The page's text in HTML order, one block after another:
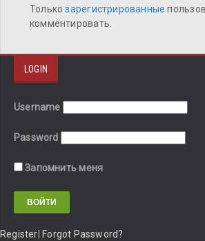
Толькозарегистрированные
комментировать.
LOGIN
Username
Password
Запомнить меня
Register Forgot Password?